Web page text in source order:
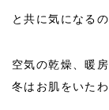
と共に気になる
空気の乾燥、暖
冬はお肌をいたわ